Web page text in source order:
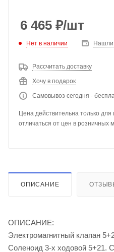
6 465 ₽/шт
Нет в наличии
Рассчитать доставку
Хочу в подарок
Самовывоз сегодня -
Цена действительна только
отличаться от цен в розничных
ОПИСАНИЕ
ОПИСАНИЕ:
Электромагнитный клапан
Соленоид 3-х ходовой 5+21.